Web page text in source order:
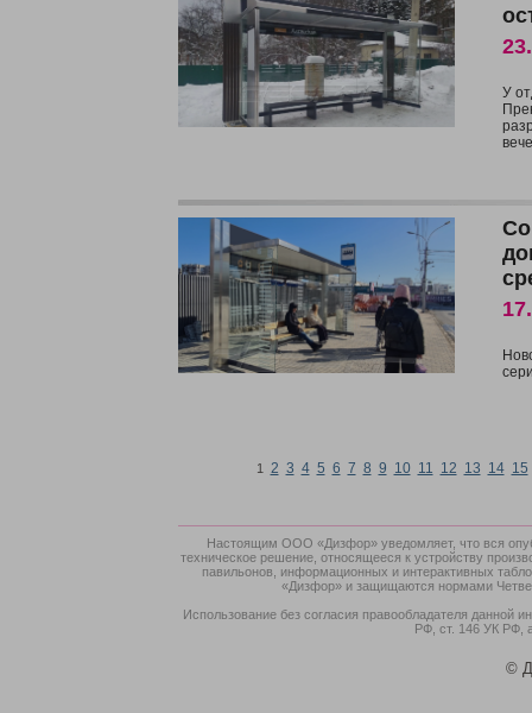
У
1 2 3 4 5 6 7 8 9 10 11 12 13 14 15
Настоящим ООО «Дизфор» уведомляет, что вся
техническое решение, относящееся к устройству
павильонов, информационных и интерактивных
«Дизфор» и защищаются нормами
Использование без согласия правообладателя данной
РФ, ст. 146 УК РФ,
©